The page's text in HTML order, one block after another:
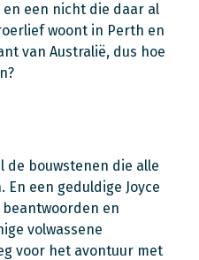
en een nicht die daar al
woont in Perth en
van Australië, dus hoe
de bouwstenen die alle
een geduldige Joyce
en
volwassene
voor het avontuur met